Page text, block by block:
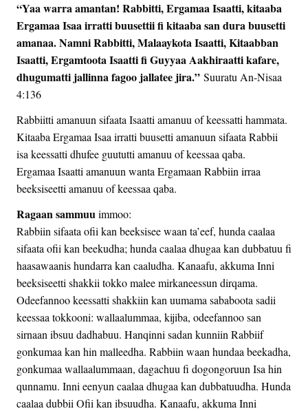
“Yaa warra amantan! Rabbitti, Ergamaa Isaatti, kitaaba
Ergamaa Isaa irratti buusettii fi kitaaba san dura buusetti
amanaa. Namni Rabbitti, Malaaykota Isaatti, Kitaabban
Isaatti, Ergamtoota Isaatti fi Guyyaa Aakhiraatti kafare,
dhugumatti jallinna fagoo jallatee jira.” Suuratu An-Nisaa
4:136
Rabbiitti amanuun sifaata Isaatti amanuu of keessatti hammata.
Kitaaba Ergamaa Isaa irratti buusetti amanuun sifaata Rabbii
isa keessatti dhufee guututti amanuu of keessaa qaba.
Ergamaa Isaatti amanuun wanta Ergamaan Rabbiin irraa
beeksiseetti amanuu of keessaa qaba.
Ragaan sammuu immoo:
Rabbiin sifaata ofii kan beeksisee waan ta’eef, hunda caalaa
sifaata ofii kan beekudha; hunda caalaa dhugaa kan dubbatuu fi
haasawaanis hundarra kan caaludha. Kanaafu, akkuma Inni
beeksiseetti shakkii tokko malee mirkaneessun dirqama.
Odeefannoo keessatti shakkiin kan uumama sababoota sadii
keessaa tokkooni: wallaalummaa, kijiba, odeefannoo san
sirnaan ibsuu dadhabuu. Hanqinni sadan kunniin Rabbiif
gonkumaa kan hin malleedha. Rabbiin waan hundaa beekadha,
gonkumaa wallaalummaan, dagachuu fi dogongoruun Isa hin
qunnamu. Inni eenyun caalaa dhugaa kan dubbatuudha. Hunda
caalaa dubbii Ofii kan ibsuudha. Kanaafu, akkuma Inni